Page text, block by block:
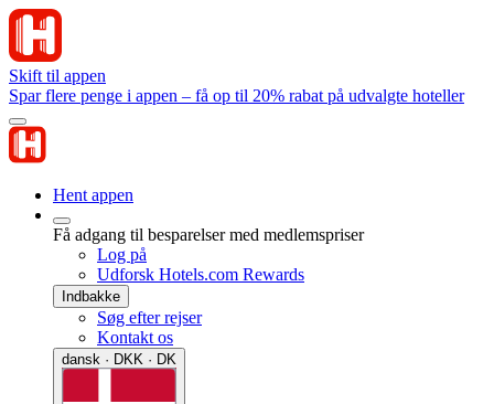
Skift til appen
Spar flere penge i appen – få op til 20% rabat på udvalgte hoteller
Hent appen
Få adgang til besparelser med medlemspriser
Log på
Udforsk Hotels.com Rewards
Indbakke
Søg efter rejser
Kontakt os
dansk · DKK · DK